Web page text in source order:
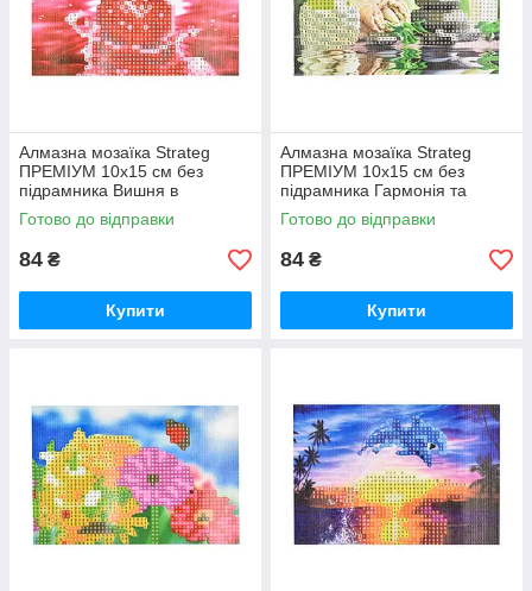
Алмазна мозаїка Strateg
ПРЕМІУМ 10х15 см без
підрамника Вишня в
водяному відображенні
(YAB20791)
Готово до відправки
84 ₴
Купити
Алмазна мозаїка Strateg
ПРЕМІУМ 10х15 см без
підрамника Гармонія та
спокій (YAB28548)
Готово до відправки
84 ₴
Купити